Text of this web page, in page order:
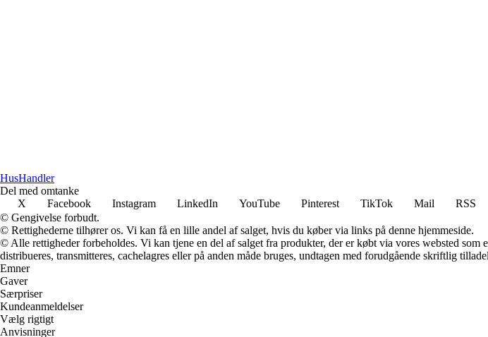
HusHandler
Del med omtanke
X
Facebook Instagram LinkedIn YouTube Pinterest TikTok Mail
RSS
© Gengivelse forbudt.
© Rettighederne tilhører os. Vi kan få en lille andel af salget, hvis du køber via links på denne hjemmeside.
© Alle rettigheder forbeholdes. Vi kan tjene en del af salget fra produkter, der er købt via vores websted
distribueres, transmitteres, cachelagres eller på anden måde bruges, undtagen med forudgående skriftlig
Emner
Gaver
Særpriser
Kundeanmeldelser
Vælg rigtigt
Anvisninger